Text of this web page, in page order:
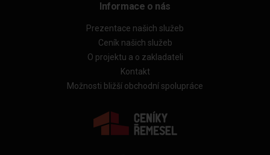
Informace o nás
Prezentace našich služeb
Ceník našich služeb
O projektu a o zakladateli
Kontakt
Možnosti bližší obchodní spolupráce